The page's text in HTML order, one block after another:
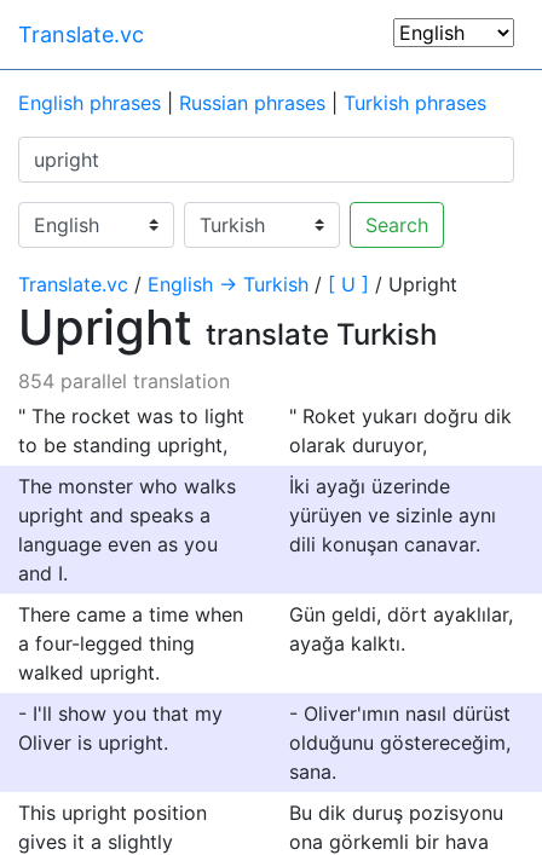
Translate.vc
English phrases Russian phrases Turkish phrases
Search
Translate.vc / English → Turkish / [ U ] / Upright
Upright translate Turkish
854 parallel translation
" The rocket was to light
to be standing upright,
" Roket yukarı doğru dik
olarak duruyor,
The monster who walks
upright and speaks a
language even as you
and I.
İki ayağı üzerinde
yürüyen ve sizinle aynı
dili konuşan canavar.
There came a time when
a four-legged thing
walked upright.
Gün geldi, dört ayaklılar,
ayağa kalktı.
- I'll show you that my
Oliver is upright.
- Oliver'ımın nasıl dürüst
olduğunu göstereceğim,
sana.
This upright position
gives it a slightly
Bu dik duruş pozisyonu
ona görkemli bir hava